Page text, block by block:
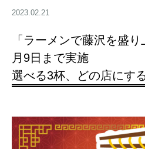
2023.02.21
「ラーメンで藤沢を盛
月9日まで実施
選べる3杯、どの店にす